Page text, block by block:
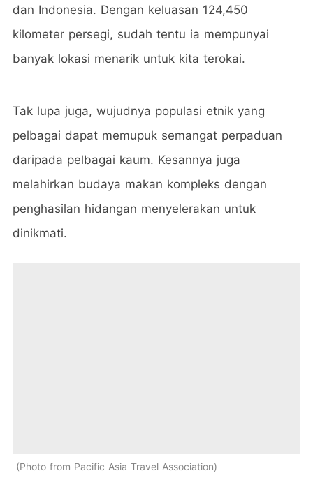
dan Indonesia. Dengan keluasan 124,450
kilometer persegi, sudah tentu ia mempunyai
banyak lokasi menarik untuk kita terokai.
Tak lupa juga, wujudnya populasi etnik yang
pelbagai dapat memupuk semangat perpaduan
daripada pelbagai kaum. Kesannya juga
melahirkan budaya makan kompleks dengan
penghasilan hidangan menyelerakan untuk
dinikmati.
Photo from Pacific Asia Travel Association